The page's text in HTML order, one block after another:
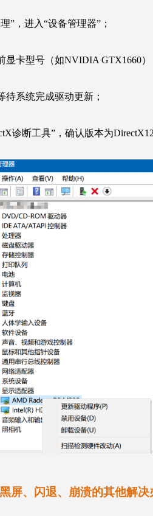
”，进入“设备管理器”；
显卡型号（如NVIDIA GTX1660
待系统完成驱动更新；
诊断工具”，确认版本为
屏、闪退、崩溃的其他解决